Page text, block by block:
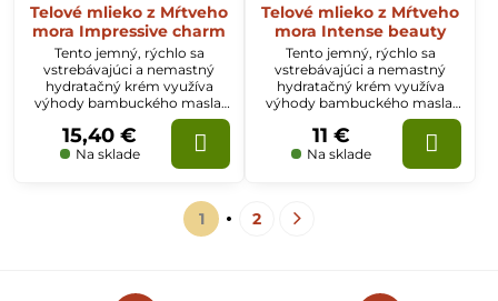
Telové mlieko z Mŕtveho
mora Impressive charm
Tento jemný, rýchlo sa
vstrebávajúci a nemastný
hydratačný krém využíva
výhody bambuckého masla,
kakaového masla a soli z
Mŕtveho mora na
minimalizáciu suchosti a
ochranu pred popraskaním pri
pričom zanecháva pokožku
neuveriteľne jemnú, hladkú a
Na sklade
15,40 €
Telové mlieko z Mŕtveho
mora Intense beauty
Tento jemný, rýchlo sa
vstrebávajúci a nemastný
hydratačný krém využíva
výhody bambuckého masla,
kakaového masla a soli z
Mŕtveho mora na
minimalizáciu suchosti a
ochranu pred popraskaním
Na sklade
11 €
1 2